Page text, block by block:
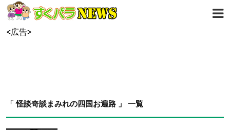
<広告>
「 怪談奇談まみれの四国お遍路 」 一覧